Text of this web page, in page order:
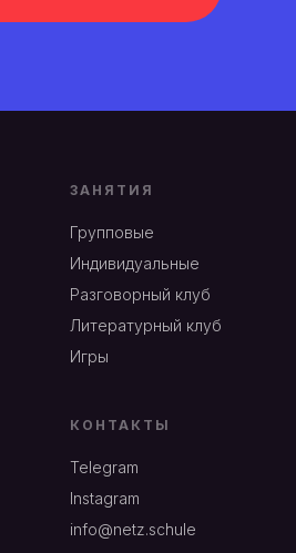
ЗАНЯТИЯ
Групповые
Индивидуальные
Разговорный клуб
Литературный клуб
Игры
КОНТАКТЫ
Telegram
Instagram
info@netz.schule